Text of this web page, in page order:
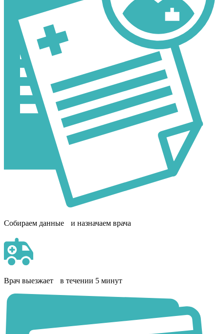
Собираем данные и назначаем врача
Врач выезжает в течении 5 минут